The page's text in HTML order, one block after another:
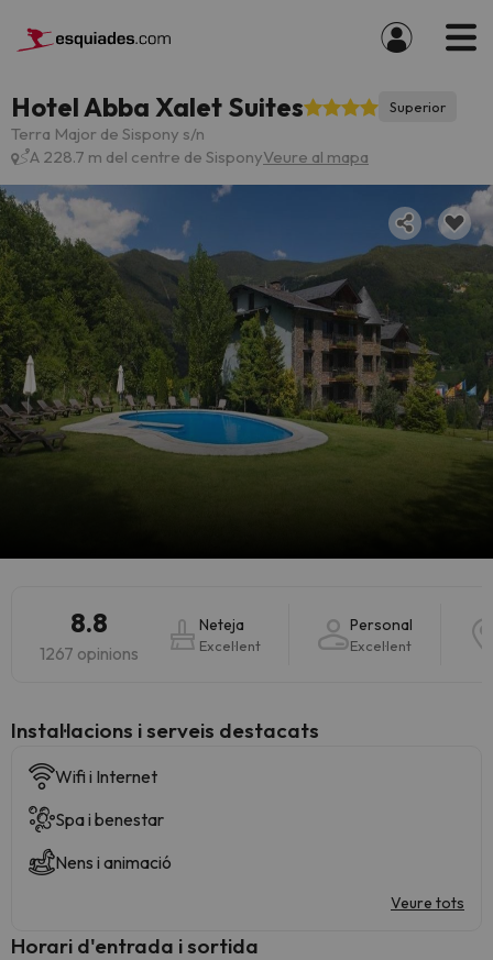
Hotel Abba Xalet Suites Superior
Terra Major de Sispony s/n
A 228.7 m del centre de SisponyVeure al mapa
8.8
1267 opinions
Neteja
Excel·lent
Personal
Excel·lent
Instal·lacions i serveis destacats
Wifi i Internet
Spa i benestar
Nens i animació
Veure tots
Horari d'entrada i sortida